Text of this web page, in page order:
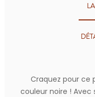
Craquez pour ce
couleur noire !